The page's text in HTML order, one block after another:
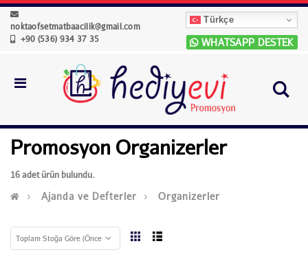
noktaofsetmatbaacilik@gmail.com
+90 (536) 934 37 35
Türkçe
WHATSAPP DESTEK
Promosyon Organizerler
16 adet ürün bulundu.
Ajanda ve Defterler Organizerler